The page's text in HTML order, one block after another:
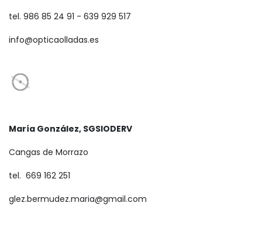
tel. 986 85 24 91 - 639 929 517
info@opticaolladas.es
María González, SGSIODERV
Cangas de Morrazo
tel. 669 162 251
glez.bermudez.maria@gmail.com